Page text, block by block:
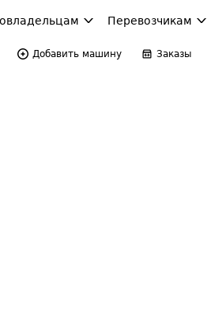
Перевозчикам
Добавить машину Заказы